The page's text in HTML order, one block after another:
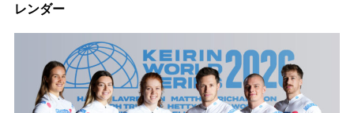
レンダー